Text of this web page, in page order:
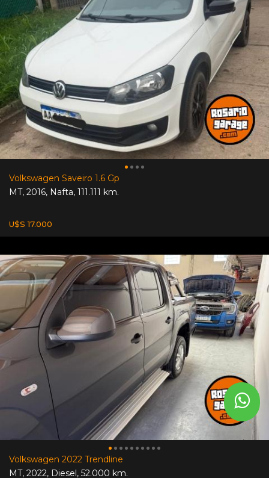
Volkswagen Saveiro 1.6 Gp
MT, 2016, Nafta, 111.111 km.
U$S 17.000
Volkswagen 2022 Trendline
MT, 2022, Diesel, 52.000 km.